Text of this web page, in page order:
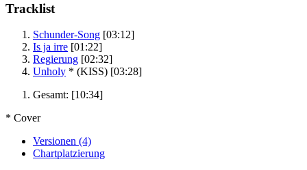
Tracklist
Schunder-Song [03:12]
Is ja irre [01:22]
Regierung [02:32]
Unholy * (KISS) [03:28]
Gesamt: [10:34]
* Cover
Versionen (4)
Chartplatzierung